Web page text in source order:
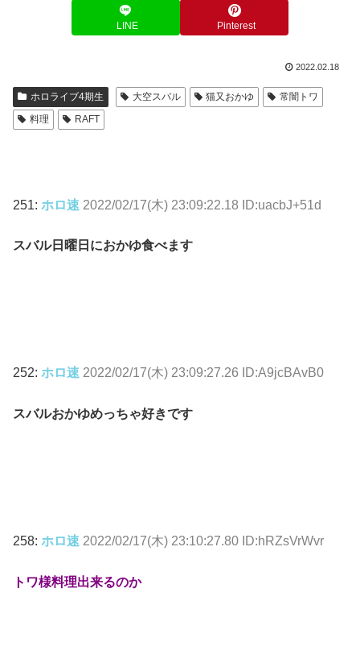
LINE Pinterest
2022.02.18
ホロライブ4期生 大空スバル 猫又おかゆ
常闇トワ
料理
RAFT
251: ホロ速 2022/02/17(木) 23:09:22.18 ID:uacbJ+51d
スバル日曜日におかゆ食べます
252: ホロ速 2022/02/17(木) 23:09:27.26 ID:A9jcBAvB0
スバルおかゆめっちゃ好きです
258: ホロ速 2022/02/17(木) 23:10:27.80 ID:hRZsVrWvr
トワ様料理出来るのか